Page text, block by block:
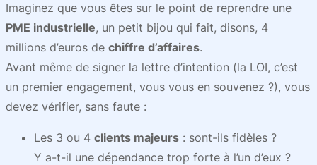
Imaginez que vous êtes sur le point de reprendre une
PME industrielle, un petit bijou qui fait, disons, 4
millions d’euros de chiffre d’affaires.
Avant même de signer la lettre d’intention (la LOI, c’est
un premier engagement, vous vous en souvenez ?), vous
devez vérifier, sans faute :
Les 3 ou 4 clients majeurs : sont-ils fidèles ?
Y a-t-il une dépendance trop forte à l’un d’eux ?